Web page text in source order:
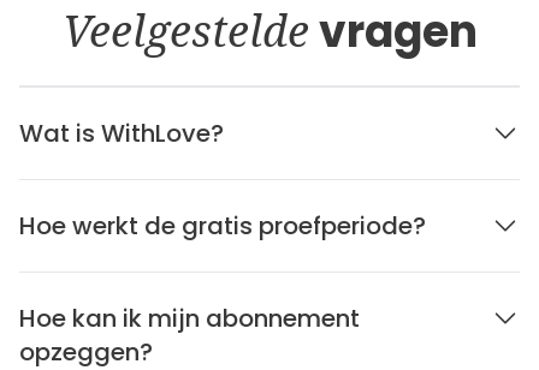
Veelgesteldevragen
Wat is WithLove?
Hoe werkt de gratis proefperiode?
Hoe kan ik mijn abonnement
opzeggen?